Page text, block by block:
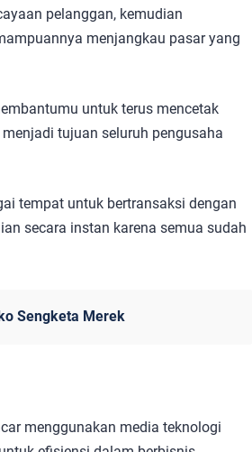
pelanggan, kemudian
menjangkau pasar yang
untuk terus mencetak
tujuan seluruh pengusaha
tempat untuk bertransaksi dengan
secara instan karena semua sudah
Sengketa Merek
menggunakan media teknologi